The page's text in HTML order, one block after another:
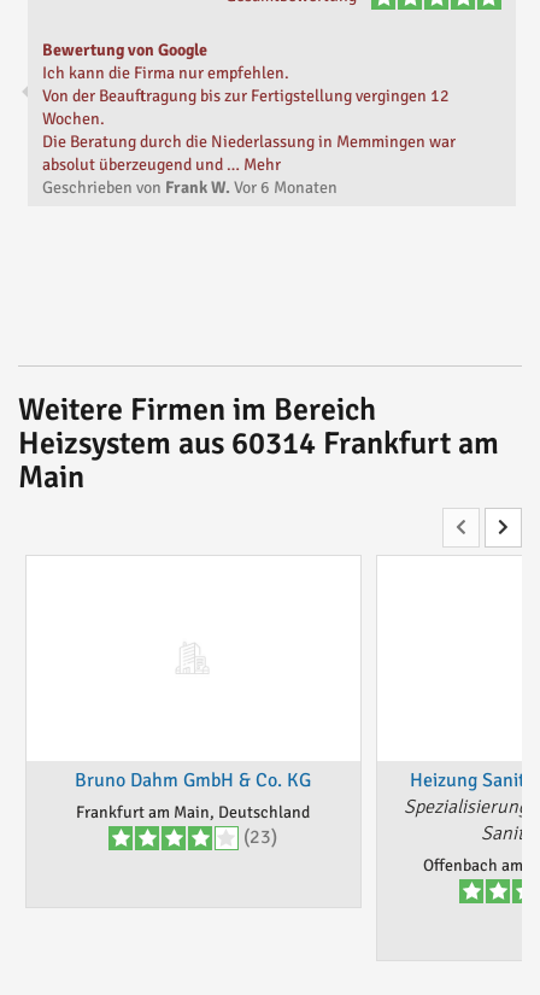
Bewertung von Google
Ich kann die Firma nur empfehlen.
Von der Beauftragung bis zur Fertigstellung vergingen 12
Wochen.
Die Beratung durch die Niederlassung in Memmingen war
absolut überzeugend und … Mehr
Geschrieben von Frank W. Vor 6 Monaten
Weitere Firmen im Bereich
Heizsystem aus 60314 Frankfurt am
Main
Bruno Dahm GmbH & Co. KG
Frankfurt am Main, Deutschland
(23)
Heizung
Spezialisierung
Offenbach am